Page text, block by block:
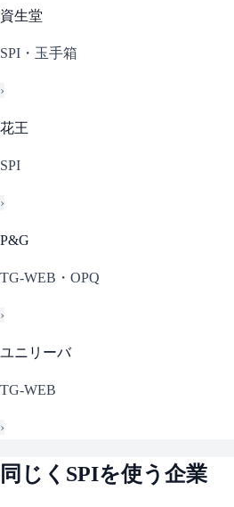
資生堂
SPI・玉手箱
›
花王
SPI
›
P&G
TG-WEB・OPQ
›
ユニリーバ
TG-WEB
›
同じく SPIを使う企業